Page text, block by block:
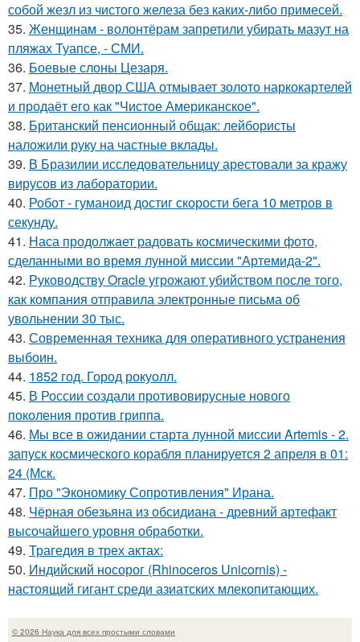
собой жезл из чистого железа без каких-либо примесей.
35. Женщинам - волонтёрам запретили убирать мазут на
пляжах Туапсе, - СМИ.
36. Боевые слоны Цезаря.
37. Монетный двор США отмывает золото наркокартелей
и продаёт его как "Чистое Американское".
38. Британский пенсионный общак: лейбористы
наложили руку на частные вклады.
39. В Бразилии исследовательницу арестовали за кражу
вирусов из лаборатории.
40. Робот - гуманоид достиг скорости бега 10 метров в
секунду.
41. Наса продолжает радовать космическими фото,
сделанными во время лунной миссии "Артемида-2".
42. Руководству Oracle угрожают убийством после того,
как компания отправила электронные письма об
увольнении 30 тыс.
43. Современная техника для оперативного устранения
выбоин.
44. 1852 год. Город рокуолл.
45. В России создали противовирусные нового
поколения против гриппа.
46. Мы все в ожидании старта лунной миссии Artemis - 2.
запуск космического корабля планируется 2 апреля в 01:
24 (Мск.
47. Про "Экономику Сопротивления" Ирана.
48. Чёрная обезьяна из обсидиана - древний артефакт
высочайшего уровня обработки.
49. Трагедия в трех актах:
50. Индийский носорог (Rhinoceros Unicornis) -
настоящий гигант среди азиатских млекопитающих.
© 2026 Наука для всех простыми словами